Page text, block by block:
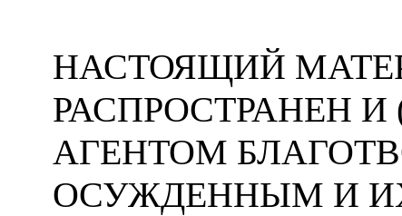
НАСТОЯЩИЙ
РАСПРОСТРАНЕН
АГЕНТОМ
ОСУЖДЕННЫМ И